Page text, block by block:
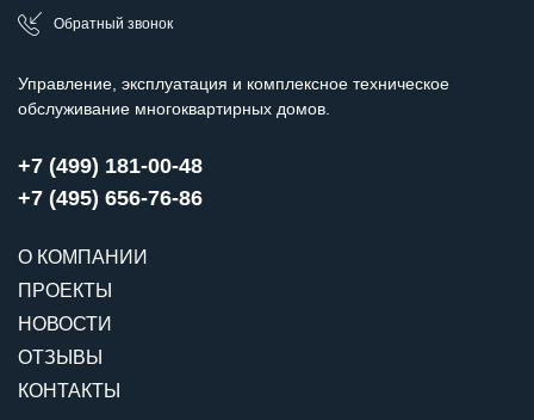
Обратный звонок
Управление, эксплуатация и комплексное техническое
обслуживание многоквартирных домов.
+7 (499) 181-00-48
+7 (495) 656-76-86
О КОМПАНИИ
ПРОЕКТЫ
НОВОСТИ
ОТЗЫВЫ
КОНТАКТЫ